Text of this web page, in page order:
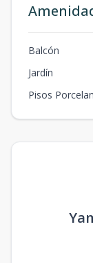
Balcón
Jardín
Pisos